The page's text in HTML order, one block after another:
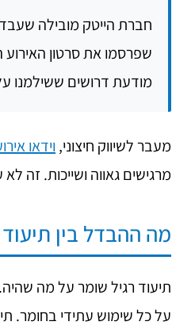
שפרסמו את סרטון
מודעת דרושים ששילמנו
מעבר לשיווק חיצוני,וידאו
מרגישים גאווה ושייכות. זה
מה ההבדל בין תיעוד
תיעוד רגיל שומר על מה
על כל שימוש עתידי בחומר.